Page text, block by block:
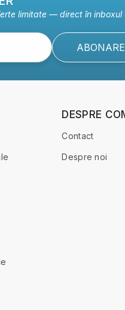
limitate — direct în inboxul
DESPRE
Contact
Despre noi